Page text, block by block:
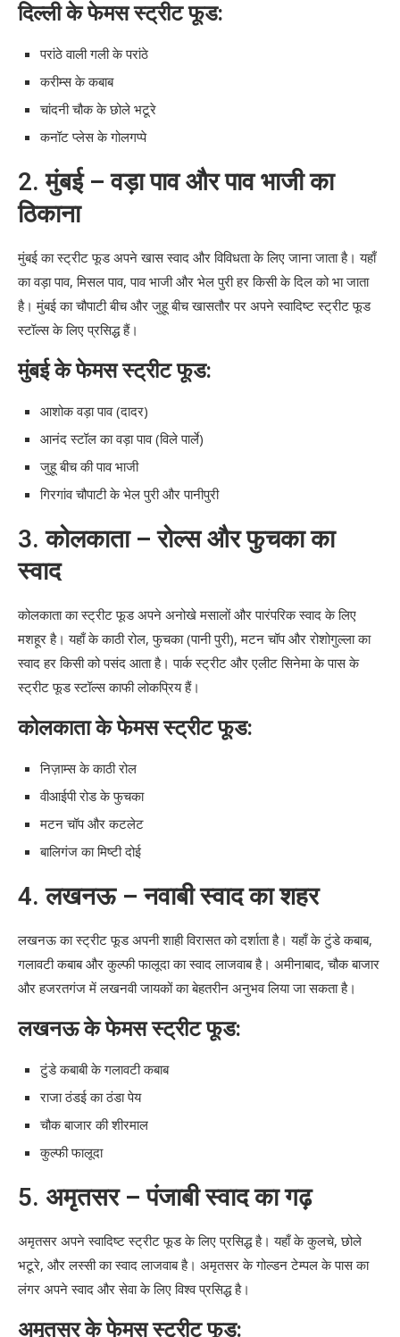
दिल्ली के फेमस स्ट्रीट फूड:
परांठे वाली गली के परांठे
करीम्स के कबाब
चांदनी चौक के छोले भटूरे
कनॉट प्लेस के गोलगप्पे
2.मुंबई – वड़ा पाव और पाव भाजी का
ठिकाना
मुंबई का स्ट्रीट फूड अपने खास स्वाद और विविधता के लिए जाना जाता है। यहाँ
का वड़ा पाव, मिसल पाव, पाव भाजी और भेल पुरी हर किसी के दिल को भा जाता
है। मुंबई का चौपाटी बीच और जुहू बीच खासतौर पर अपने स्वादिष्ट स्ट्रीट फूड
स्टॉल्स के लिए प्रसिद्ध हैं।
मुंबई के फेमस स्ट्रीट फूड:
आशोक वड़ा पाव (दादर)
आनंद स्टॉल का वड़ा पाव (विले पार्ले)
जुहू बीच की पाव भाजी
गिरगांव चौपाटी के भेल पुरी और पानीपुरी
3.कोलकाता – रोल्स और फुचका का
स्वाद
कोलकाता का स्ट्रीट फूड अपने अनोखे मसालों और पारंपरिक स्वाद के लिए
मशहूर है। यहाँ के काठी रोल, फुचका (पानी पुरी), मटन चॉप और रोशोगुल्ला का
स्वाद हर किसी को पसंद आता है। पार्क स्ट्रीट और एलीट सिनेमा के पास के
स्ट्रीट फूड स्टॉल्स काफी लोकप्रिय हैं।
कोलकाता के फेमस स्ट्रीट फूड:
निज़ाम्स के काठी रोल
वीआईपी रोड के फुचका
मटन चॉप और कटलेट
बालिगंज का मिष्टी दोई
4.लखनऊ – नवाबी स्वाद का शहर
लखनऊ का स्ट्रीट फूड अपनी शाही विरासत को दर्शाता है। यहाँ के टुंडे कबाब,
गलावटी कबाब और कुल्फी फालूदा का स्वाद लाजवाब है। अमीनाबाद, चौक बाजार
और हजरतगंज में लखनवी जायकों का बेहतरीन अनुभव लिया जा सकता है।
लखनऊ के फेमस स्ट्रीट फूड:
टुंडे कबाबी के गलावटी कबाब
राजा ठंडई का ठंडा पेय
चौक बाजार की शीरमाल
कुल्फी फालूदा
5. अमृतसर – पंजाबी स्वाद का गढ़
अमृतसर अपने स्वादिष्ट स्ट्रीट फूड के लिए प्रसिद्ध है। यहाँ के कुलचे, छोले
भटूरे, और लस्सी का स्वाद लाजवाब है। अमृतसर के गोल्डन टेम्पल के पास का
लंगर अपने स्वाद और सेवा के लिए विश्व प्रसिद्ध है।
अमृतसर के फेमस स्ट्रीट फूड: